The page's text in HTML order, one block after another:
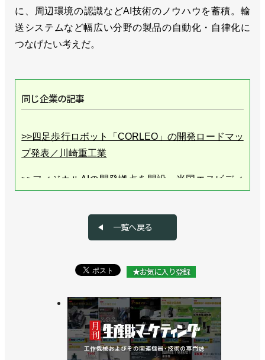
に、周辺環境の認識などAI技術のノウハウを蓄積。輸
送システムなど幅広い分野の製品の自動化・自律化に
つなげたい考えだ。
同じ企業の記事
>>四足歩行ロボット「CORLEO」の開発ロードマッ
プ発表／川崎重工業
>>フィジカルAIの開発拠点を開設、米国エヌビディ
>>高速パレタイズロボット「CP110L」を発売、最
大可搬質量110kgでコンパクト ／川崎重工業
>>25kg可搬のコンパクトな汎用ロボット発売／川崎
>>アストーの教育用ロボット販売に向け検討を開始
／川崎重工業
>>産業用ロボットのプログラミング支援ソフトを発
一覧へ戻る
★お気に入り登録